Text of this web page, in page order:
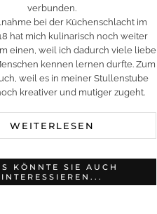
verbunden.
bei der Küchenschlacht im
hat mich kulinarisch noch weiter
einen, weil ich dadurch viele liebe
kennen lernen durfte. Zum
weil es in meiner Stullenstube
kreativer und mutiger zugeht.
WEITERLESEN
KÖNNTE SIE AUCH
INTERESSIEREN...